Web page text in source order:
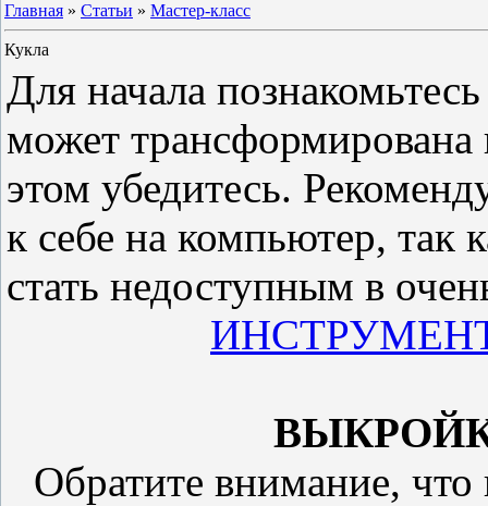
Главная » Статьи » Мастер-класс
Кукла
Для начала
может
этом убедитесь.
к себе на компьютер, так
стать недоступным в
Обратите внимание, что